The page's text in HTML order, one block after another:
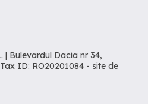
| Bulevardul Dacia nr 34,
ID: RO20201084 - site de